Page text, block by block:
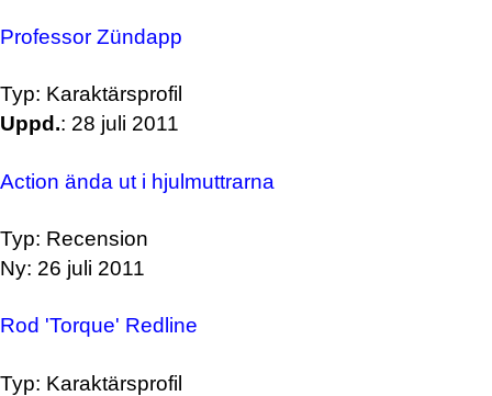
Professor Zündapp
Typ: Karaktärsprofil
Uppd.: 28 juli 2011
Action ända ut i hjulmuttrarna
Typ: Recension
Ny: 26 juli 2011
Rod 'Torque' Redline
Typ: Karaktärsprofil